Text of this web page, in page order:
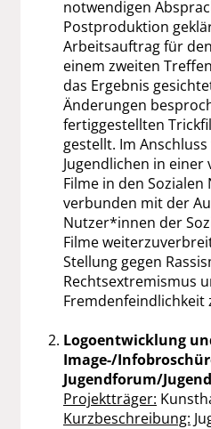
notwendigen
Postproduktion
Arbeitsauftrag für
einem zweiten
das Ergebnis
Änderungen
fertiggestellten
gestellt. Im
Jugendlichen in
Filme in den
verbunden mit der
Nutzer*innen der
Filme
Stellung gegen
Rechtsextremismus
Fremdenfeindlichkeit
Logoentwicklung
Image-/
Jugendforum/
Projektträger:
Kurzbeschreibung: